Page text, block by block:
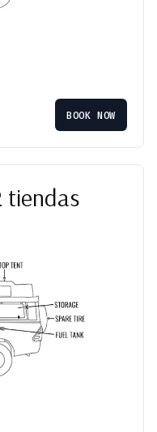
BOOK NOW
tiendas